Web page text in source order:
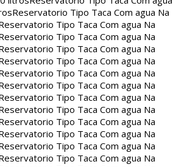
Reservatorio Tipo Taca Com agua Na
Tipo Taca Com agua Na
Tipo Taca Com agua Na
Tipo Taca Com agua Na
Tipo Taca Com agua Na
Tipo Taca Com agua Na
Tipo Taca Com agua Na
Tipo Taca Com agua Na
Tipo Taca Com agua Na
Tipo Taca Com agua Na
Tipo Taca Com agua Na
Tipo Taca Com agua Na
Tipo Taca Com agua Na